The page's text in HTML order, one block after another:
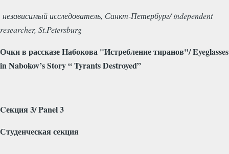
независимыйисследователь, Санкт-Петербург/ independent
researcher, St.Petersburg
Очкив рассказеНабокова "Истреблениетиранов"/ Eyeglasses
in Nabokov’s Story “ Tyrants Destroyed”
Cекция 3/Panel3
Студенческая секция